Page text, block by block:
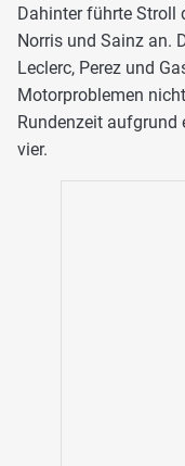
Dahinter führte Stroll
Norris und Sainz an.
Leclerc, Perez und
Motorproblemen
Rundenzeit aufgrund
vier.